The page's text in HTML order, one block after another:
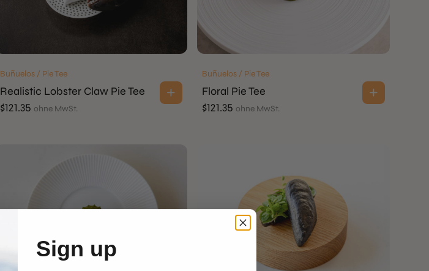
Buñuelos / Pie Tee
Realistic Lobster Claw Pie Tee
$121.35 ohne MwSt.
Buñuelos / Pie Tee
Floral Pie Tee
$121.35 ohne MwSt.
Sign up